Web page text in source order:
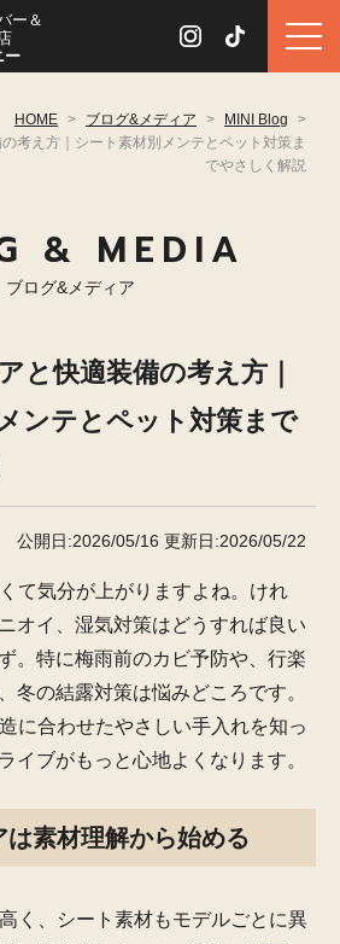
ー＆
ー
HOME > ブログ&メディア > MINI Blog
>
考え方｜シート素材別メンテとペット対策ま
でやさしく解説
& MEDIA
ブログ&メディア
と快適装備の考え方｜
ンテとペット対策まで
公開日:2026/05/16 更新日:2026/05/22
て気分が上がりますよね。けれ
オイ、湿気対策はどうすれば良い
。特に梅雨前のカビ予防や、行楽
冬の結露対策は悩みどころです。
に合わせたやさしい手入れを知っ
イブがもっと心地よくなります。
素材理解から始める
く、シート素材もモデルごとに異